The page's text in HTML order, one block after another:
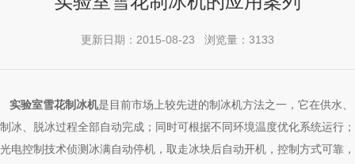
更新日期：2015-08-23 浏览量：3133
实验室雪花制冰机是目前市场上较先进的制冰机方法之一，它在供水、
制冰、脱冰过程全部自动完成；同时可根据不同环境温度优化系统运行；
光电控制技术侦测冰满自动停机，取走冰块后自动开机，控制方式可靠，